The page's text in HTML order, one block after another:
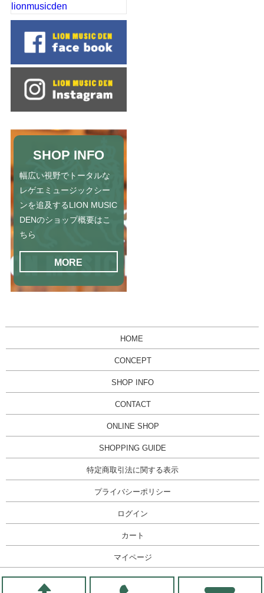
lionmusicden
SHOP INFO
幅広い視野でトータルな
レゲエミュージックシー
ンを追及するLION MUSIC
DENのショップ概要はこ
ちら
MORE
HOME
CONCEPT
SHOP INFO
CONTACT
ONLINE SHOP
SHOPPING GUIDE
特定商取引法に関する表示
プライバシーポリシー
ログイン
カート
マイページ